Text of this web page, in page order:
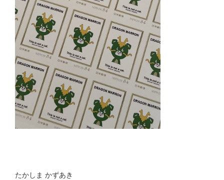
たかしま かずあき